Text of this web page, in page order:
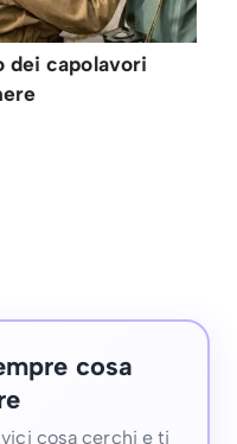
dei capolavori
cosa
cosa cerchi e ti